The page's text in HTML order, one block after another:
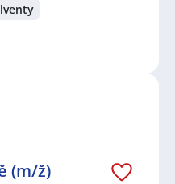
(m/ž)